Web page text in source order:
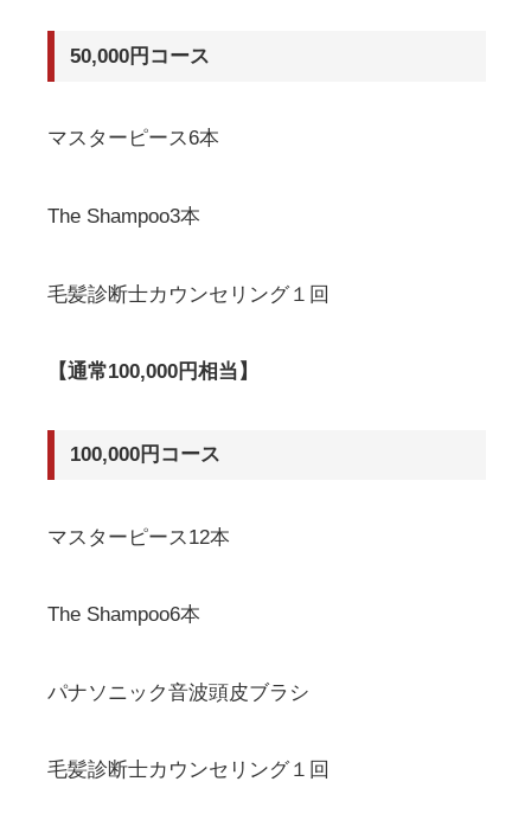
50,000円コース
マスターピース6本
The Shampoo3本
毛髪診断士カウンセリング１回
【通常100,000円相当】
100,000円コース
マスターピース12本
The Shampoo6本
パナソニック音波頭皮ブラシ
毛髪診断士カウンセリング１回